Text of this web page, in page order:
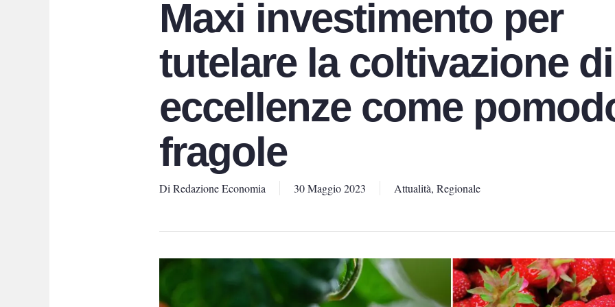
Maxi investimento per
tutelare la coltivazione di
eccellenze come
fragole
Di Redazione Economia 30 Maggio 2023 Attualità, Regionale